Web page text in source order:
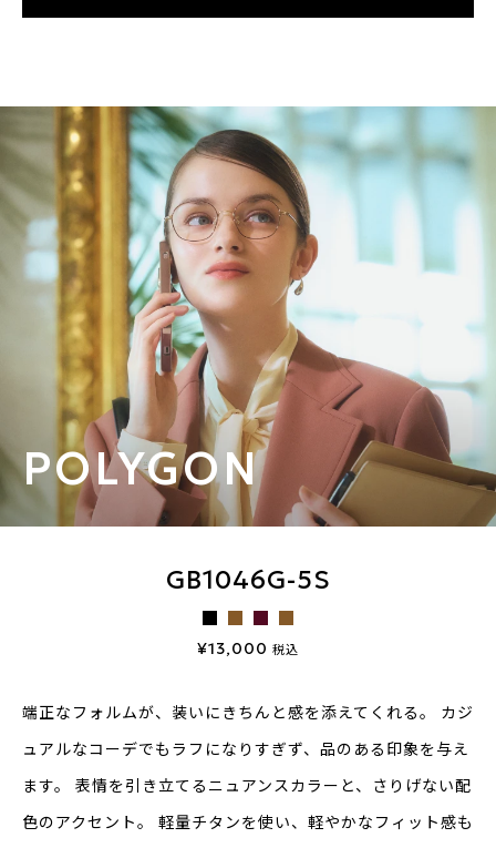
POLYGON
GB1046G-5S
¥13,000 税込
端正なフォルムが、装いにきちんと感を添えてくれる。
カジ
ュアルなコーデでもラフになりすぎず、品のある印象を与え
ます。
表情を引き立てるニュアンスカラーと、さりげない配
色のアクセント。
軽量チタンを使い、軽やかなフィット感も